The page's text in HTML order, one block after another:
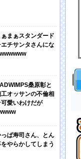
ぁまぁスタンダード
チサンタさんにな
桑原彰と
オッサンの不倫相
愛いわけだが
っぱ寿司さん、とん
やらかしてしまう